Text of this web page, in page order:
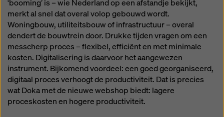
‘booming’ is – wie Nederland op een afstandje bekijkt,
merkt al snel dat overal volop gebouwd wordt.
Woningbouw, utiliteitsbouw of infrastructuur – overal
dendert de bouwtrein door. Drukke tijden vragen om een
messcherp proces – flexibel, efficiënt en met minimale
kosten. Digitalisering is daarvoor het aangewezen
instrument. Bijkomend voordeel: een goed georganiseerd,
digitaal proces verhoogt de productiviteit. Dat is precies
wat Doka met de nieuwe webshop biedt: lagere
proceskosten en hogere productiviteit.